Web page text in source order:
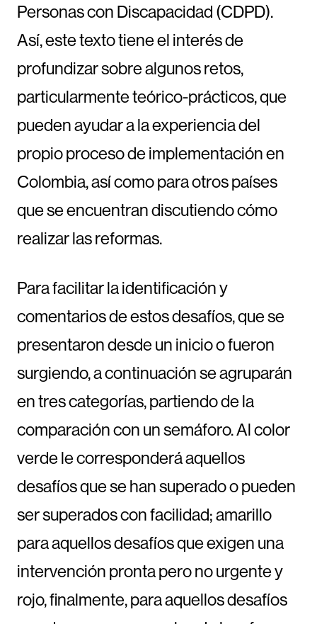
Personas con Discapacidad (CDPD).
Así, este texto tiene el interés de
profundizar sobre algunos retos,
particularmente teórico-prácticos, que
pueden ayudar a la experiencia del
propio proceso de implementación en
Colombia, así como para otros países
que se encuentran discutiendo cómo
realizar las reformas.
Para facilitar la identificación y
comentarios de estos desafíos, que se
presentaron desde un inicio o fueron
surgiendo, a continuación se agruparán
en tres categorías, partiendo de la
comparación con un semáforo. Al color
verde le corresponderá aquellos
desafíos que se han superado o pueden
ser superados con facilidad; amarillo
para aquellos desafíos que exigen una
intervención pronta pero no urgente y
rojo, finalmente, para aquellos desafíos